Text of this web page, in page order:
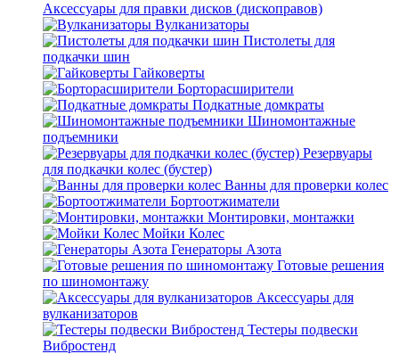
Аксессуары для правки дисков (дископравов)
Вулканизаторы
Пистолеты для
подкачки шин
Гайковерты
Борторасширители
Подкатные домкраты
Шиномонтажные
подъемники
Резервуары
для подкачки колес (бустер)
Ванны для проверки колес
Бортоотжиматели
Монтировки, монтажки
Мойки Колес
Генераторы Азота
Готовые решения
по шиномонтажу
Аксессуары для
вулканизаторов
Тестеры подвески
Вибростенд